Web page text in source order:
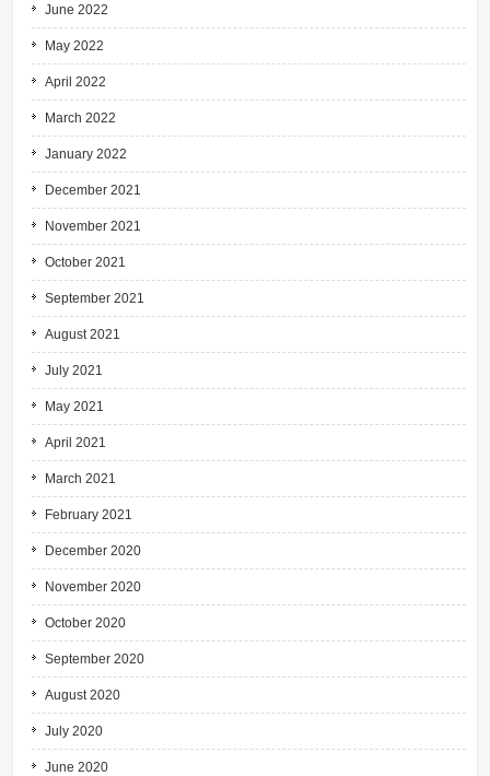
June 2022
May 2022
April 2022
March 2022
January 2022
December 2021
November 2021
October 2021
September 2021
August 2021
July 2021
May 2021
April 2021
March 2021
February 2021
December 2020
November 2020
October 2020
September 2020
August 2020
July 2020
June 2020